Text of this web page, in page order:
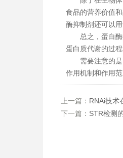
食品的营养价值
酶抑制剂还可以
总之，蛋白酶
蛋白质代谢的过
需要注意的是
作用机制和作用
上一篇： RNAi技术
下一篇： STR检测